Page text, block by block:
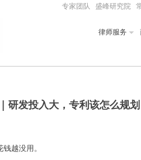
专家团队 盛峰研究院
律师服务
研发投入大，专利该怎么规划
越没用。